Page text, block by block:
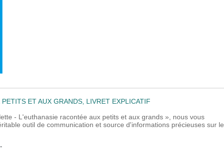
ET AUX GRANDS, LIVRET EXPLICATIF
- L'euthanasie racontée aux petits et aux grands », nous vous
outil de communication et source d'informations précieuses sur le